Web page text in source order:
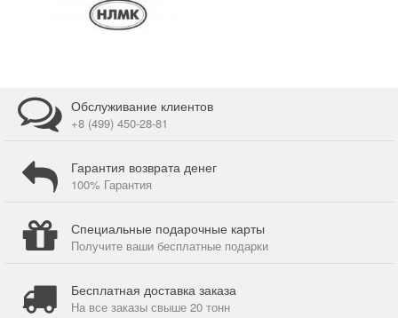
Обслуживание клиентов
+8 (499) 450-28-81
Гарантия возврата денег
100% Гарантия
Специальные подарочные карты
Получите ваши бесплатные подарки
Бесплатная доставка заказа
На все заказы свыше 20 тонн